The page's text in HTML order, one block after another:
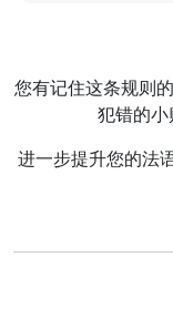
您有记住这条规则
犯错的小
进一步提升您的法